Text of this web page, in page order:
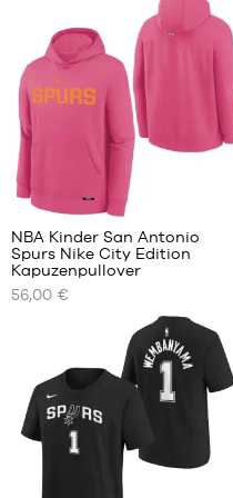
UNSERE
VERFÜGBAREN
GRÖSSEN
– 1,25
m bis
1,35 m
M –
NBA Kinder San Antonio
Spurs Nike City Edition
Kapuzenpullover
56,00 €